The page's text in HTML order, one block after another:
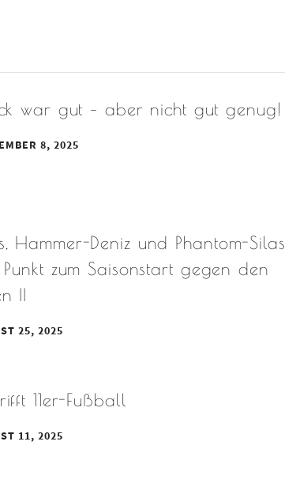
war gut – aber nicht gut genug!
8, 2025
Hammer-Deniz und Phantom-Silas
zum Saisonstart gegen den
II
25, 2025
11er-Fußball
11, 2025